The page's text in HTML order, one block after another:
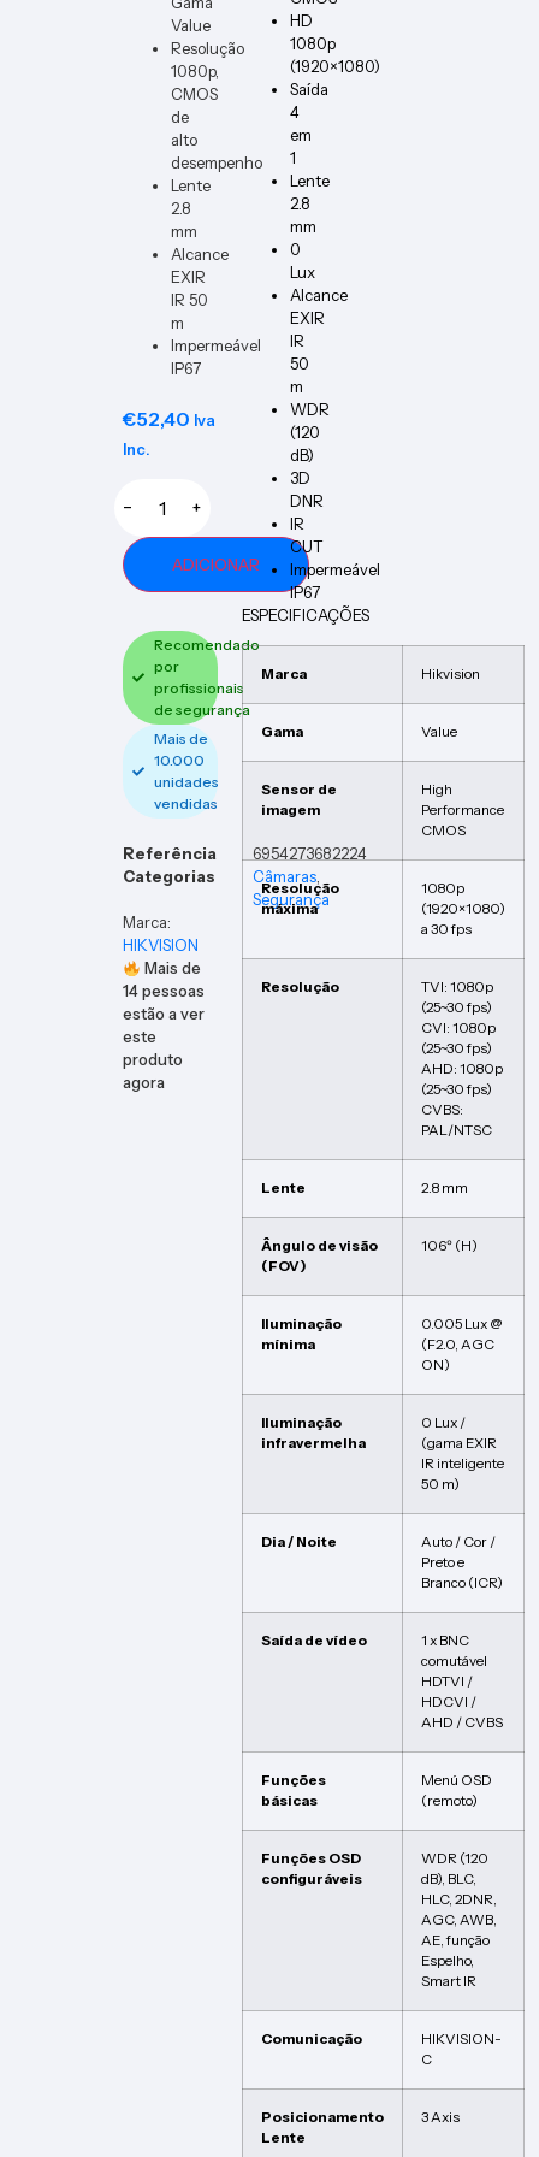
Value
Resolução
1080p,
CMOS
de
alto
desempenho
Lente
2.8
mm
Alcance
EXIR
IR 50
m
Impermeável
IP67
€52,40 Iva
Inc.
− +
ADICIONAR
Recomendado
por
profissionais
de segurança
Mais de
10.000
unidades
vendidas
Referência
6954273682224
Categorias
Câmaras,
Segurança
Marca:
HIKVISION
Mais de
14pessoas
estão a ver
este
produto
agora
HD
1080p
(1920×1080)
Saída
4
em
1
Lente
2.8
mm
0
Lux
Alcance
EXIR
IR
50
m
WDR
(120
dB)
3D
DNR
IR
CUT
Impermeável
IP67
ESPECIFICAÇÕES
Marca Hikvision
Gama Value
Sensor de
imagem
High
Performance
CMOS
Resolução
máxima
1080p
(1920×1080)
a 30 fps
Resolução
TVI: 1080p
(25~30 fps)
CVI: 1080p
(25~30 fps)
AHD: 1080p
(25~30 fps)
CVBS:
PAL/NTSC
Lente 2.8 mm
Ângulo de visão
(FOV)
106º (H)
Iluminação
mínima
0.005 Lux @
(F2.0, AGC
ON)
Iluminação
infravermelha
0 Lux /
(gama EXIR
IR inteligente
50 m)
Dia / Noite
Auto / Cor /
Preto e
Branco (ICR)
Saída de vídeo
1 x BNC
comutável
HDTVI /
HDCVI /
AHD / CVBS
Funções
básicas
Menú OSD
(remoto)
Funções OSD
configuráveis
WDR (120
dB), BLC,
HLC, 2DNR,
AGC, AWB,
AE, função
Espelho,
Smart IR
Comunicação
HIKVISION-
C
Posicionamento
Lente
3 Axis